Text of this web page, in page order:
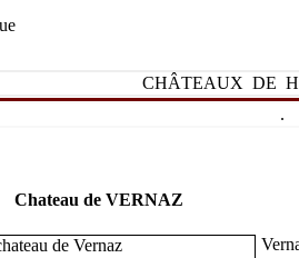
CHÂTEAUX DE
.
Chateau de VERNAZ